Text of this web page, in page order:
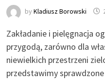
byKladiusz Borowski
Zakładanie i pielęgnacja
przygodą, zarówno dla
niewielkich przestrzeni
przedstawimy